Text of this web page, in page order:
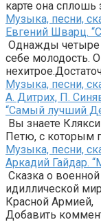
карте она
Музыка, песни,
Евгений Шварц.
Однажды четыре
себе молодость.
Музыка, песни,
А. Дитрих, П.
“Самый лучший
Вы знаете
Петю, с которым
Музыка, песни,
Аркадий Гайдар.
Сказка о
идиллической
Красной Армией,
Добавить